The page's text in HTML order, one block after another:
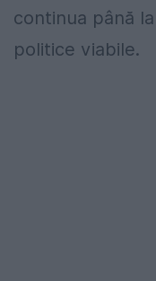
continua până
politice viabile.